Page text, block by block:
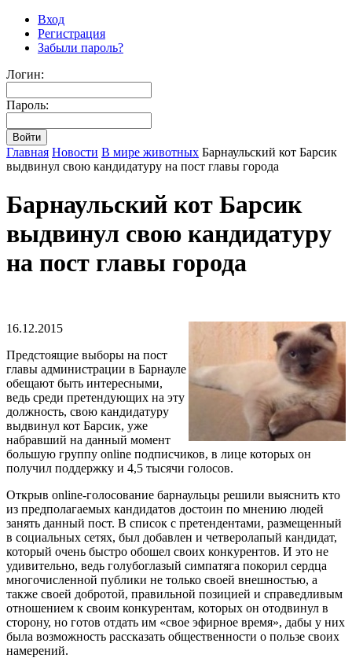
Вход
Регистрация
Забыли пароль?
Логин:
Пароль:
Главная Новости В мире животных Барнаульский кот Барсик
выдвинул свою кандидатуру на пост главы города
Барнаульский кот Барсик
выдвинул свою кандидатуру
на пост главы города
16.12.2015
Предстоящие выборы на пост
главы администрации в Барнауле
обещают быть интересными,
ведь среди претендующих на эту
должность, свою кандидатуру
выдвинул кот Барсик, уже
набравший на данный момент
большую группу online подписчиков, в лице которых он
получил поддержку и 4,5 тысячи голосов.
Открыв online-голосование барнаульцы решили выяснить кто
из предполагаемых кандидатов достоин по мнению людей
занять данный пост. В список с претендентами, размещенный
в социальных сетях, был добавлен и четверолапый кандидат,
который очень быстро обошел своих конкурентов. И это не
удивительно, ведь голубоглазый симпатяга покорил сердца
многочисленной публики не только своей внешностью, а
также своей добротой, правильной позицией и справедливым
отношением к своим конкурентам, которых он отодвинул в
сторону, но готов отдать им «свое эфирное время», дабы у них
была возможность рассказать общественности о пользе своих
намерений.